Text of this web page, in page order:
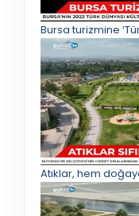
Bursa turizmine
Atıklar, hem